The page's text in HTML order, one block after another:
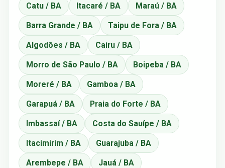
Catu / BA Itacaré / BA Maraú / BA
Barra Grande / BA Taipu de Fora / BA
Algodões / BA Cairu / BA
Morro de São Paulo / BA Boipeba / BA
Moreré / BA Gamboa / BA
Garapuá / BA Praia do Forte / BA
Imbassaí / BA Costa do Sauípe / BA
Itacimirim / BA Guarajuba / BA
Arembepe / BA Jauá / BA